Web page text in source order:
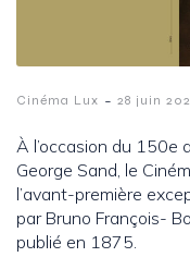
Cinéma Lux - 28 juin
À l’occasion du 150e
George Sand, le
l’avant-première
par Bruno François-
publié en 1875.